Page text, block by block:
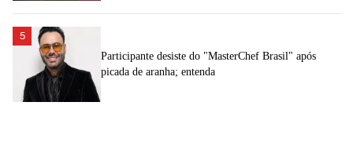
5
Participante desiste do "MasterChef Brasil" após
picada de aranha; entenda